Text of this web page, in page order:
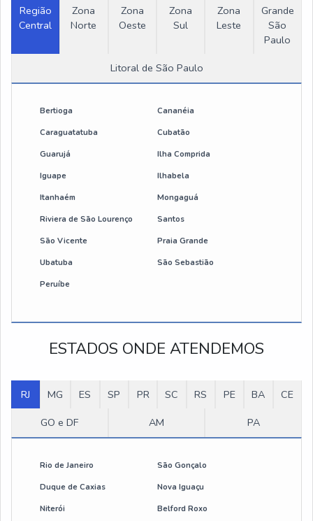
Guincho para concreto
Guincho de coluna 500kg
Guincho csm 350 kg
Guincho csm 200kg
Guincho eletrico motomil 1000 kg
Guincho giratório para caminhonete
Guincho hidraulico fixo giratório
guincho elétrico 3 toneladas
gancho ponte rolante
guia de cabo de aço
guincho eletrico 1200 kg
Região
Central
Zona
Norte
Zona
Oeste
Zona
Sul
Zona
Leste
Grande
São
Paulo
Litoral de São Paulo
Bertioga Cananéia
Caraguatatuba Cubatão
Guarujá Ilha Comprida
Iguape Ilhabela
Itanhaém Mongaguá
Riviera de São Lourenço Santos
São Vicente Praia Grande
Ubatuba São Sebastião
Peruíbe
ESTADOS ONDE ATENDEMOS
RJ MG ES SP PR SC RS PE BA
CE
GO e DF
AM PA
Rio de Janeiro São Gonçalo
Duque de Caxias Nova Iguaçu
Niterói Belford Roxo